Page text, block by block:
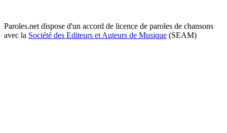
Paroles.net dispose d'un accord de licence de paroles de chansons
avec la Société des Editeurs et Auteurs de Musique (SEAM)